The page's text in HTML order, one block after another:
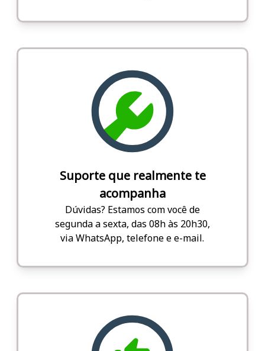
Suporte que realmente te
acompanha
Dúvidas? Estamos com você de
segunda a sexta, das 08h às 20h30,
via WhatsApp, telefone e e-mail.